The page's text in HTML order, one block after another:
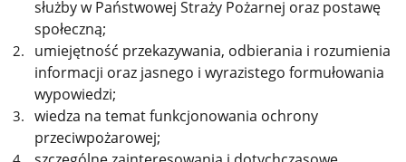
służby w Państwowej Straży Pożarnej oraz postawę
społeczną;
umiejętność przekazywania, odbierania i rozumienia
informacji oraz jasnego i wyrazistego formułowania
wypowiedzi;
wiedza na temat funkcjonowania ochrony
przeciwpożarowej;